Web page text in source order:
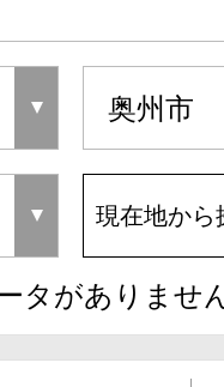
現在地から
タがありませ